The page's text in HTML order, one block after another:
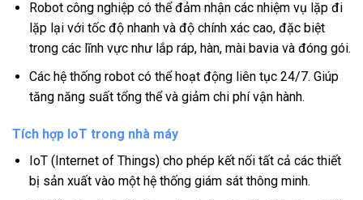
Robot công nghiệp có thể đảm nhận các nhiệm vụ lặp đi
lặp lại với tốc độ nhanh và độ chính xác cao, đặc biệt
trong các lĩnh vực như lắp ráp, hàn, mài bavia và đóng gói.
Các hệ thống robot có thể hoạt động liên tục 24/7. Giúp
tăng năng suất tổng thể và giảm chi phí vận hành.
Tích hợp IoT trong nhà máy
IoT (Internet of Things) cho phép kết nối tất cả các thiết
bị sản xuất vào một hệ thống giám sát thông minh.